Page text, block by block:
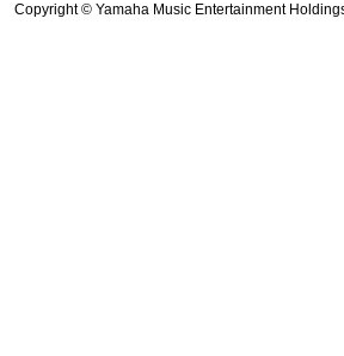
Copyright © Yamaha Music Entertainment